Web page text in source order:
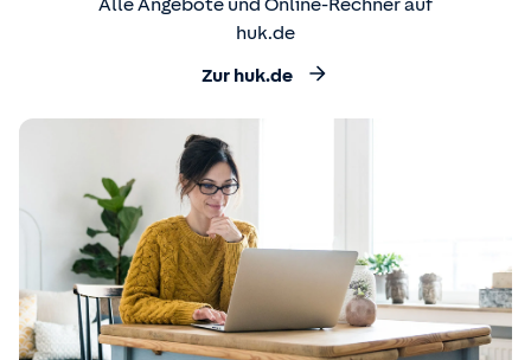
Alle Angebote und Online-Rechner auf
huk.de
Zur huk.de